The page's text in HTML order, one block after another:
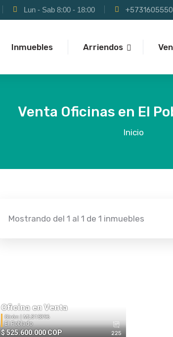
Lun - Sab 8:00 - 18:00
Inmuebles Arriendos
Venta Oficinas en El
Inicio
Mostrando del 1 al 1 de 1 inmuebles
Oficina en Venta
Girón | MLS15396
El Poblado
$ 525.600.000 COP 225